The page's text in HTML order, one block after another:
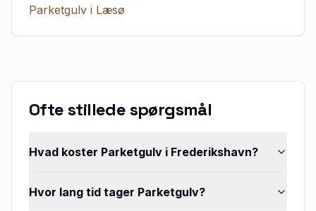
Parketgulv i Læsø
Ofte stillede spørgsmål
Hvad koster Parketgulv i Frederikshavn?
Hvor lang tid tager Parketgulv?